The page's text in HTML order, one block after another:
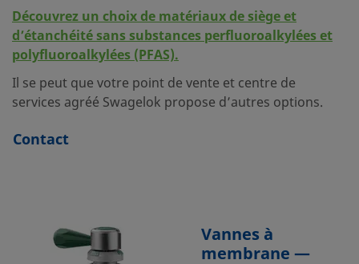
Découvrez un choix de matériaux de siège et
d’étanchéité sans substances perfluoroalkylées et
polyfluoroalkylées (PFAS).
Il se peut que votre point de vente et centre de
services agréé Swagelok propose d’autres options.
Contact
Vannes à
membrane —